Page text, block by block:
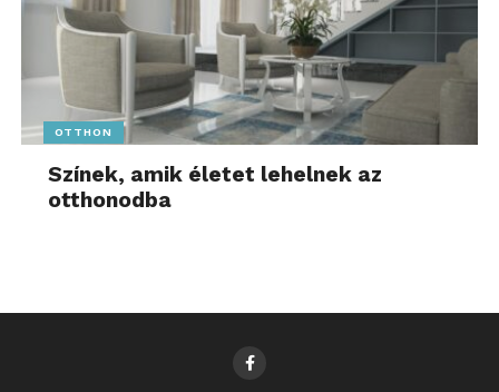
OTTHON
Színek, amik életet lehelnek az
otthonodba